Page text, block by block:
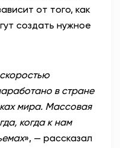
от того, как
создать нужное
в стране
мира. Массовая
когда к нам
», — рассказал